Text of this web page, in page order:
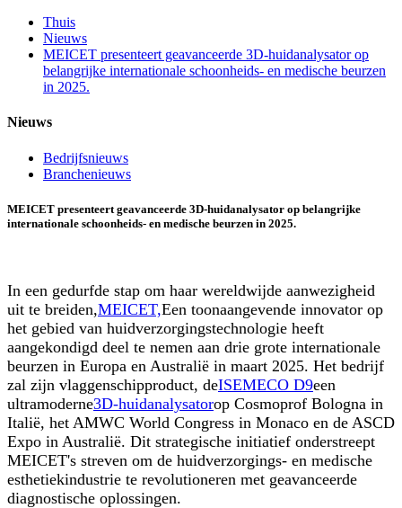
Thuis
Nieuws
MEICET presenteert geavanceerde 3D-huidanalysator op
belangrijke internationale schoonheids- en medische beurzen
in 2025.
Nieuws
Bedrijfsnieuws
Branchenieuws
MEICET presenteert geavanceerde 3D-huidanalysator op belangrijke
internationale schoonheids- en medische beurzen in 2025.
In een gedurfde stap om haar wereldwijde aanwezigheid
uit te breiden,MEICET,Een toonaangevende innovator op
het gebied van huidverzorgingstechnologie heeft
aangekondigd deel te nemen aan drie grote internationale
beurzen in Europa en Australië in maart 2025. Het bedrijf
zal zijn vlaggenschipproduct, deISEMECO D9een
ultramoderne3D-huidanalysatorop Cosmoprof Bologna in
Italië, het AMWC World Congress in Monaco en de ASCD
Expo in Australië. Dit strategische initiatief onderstreept
MEICET's streven om de huidverzorgings- en medische
esthetiekindustrie te revolutioneren met geavanceerde
diagnostische oplossingen.